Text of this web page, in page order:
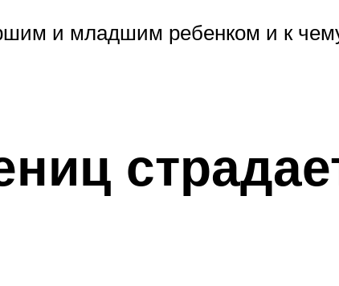
и младшим ребенком и к